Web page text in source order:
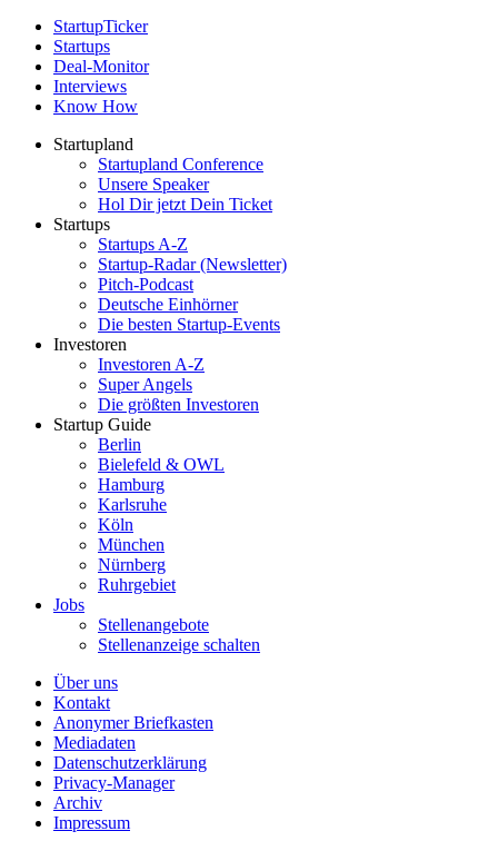
StartupTicker
Startups
Deal-Monitor
Interviews
Know How
Startupland
Startupland Conference
Unsere Speaker
Hol Dir jetzt Dein Ticket
Startups
Startups A-Z
Startup-Radar (Newsletter)
Pitch-Podcast
Deutsche Einhörner
Die besten Startup-Events
Investoren
Investoren A-Z
Super Angels
Die größten Investoren
Startup Guide
Berlin
Bielefeld & OWL
Hamburg
Karlsruhe
Köln
München
Nürnberg
Ruhrgebiet
Jobs
Stellenangebote
Stellenanzeige schalten
Über uns
Kontakt
Anonymer Briefkasten
Mediadaten
Datenschutzerklärung
Privacy-Manager
Archiv
Impressum